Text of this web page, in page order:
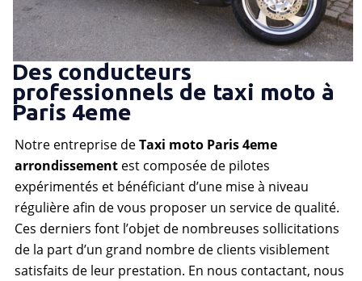
Des conducteurs
professionnels de taxi moto à
Paris 4eme
Notre entreprise deTaxi moto Paris 4eme
arrondissement est composée de pilotes
expérimentés et bénéficiant d’une mise à niveau
régulière afin de vous proposer un service de qualité.
Ces derniers font l’objet de nombreuses sollicitations
de la part d’un grand nombre de clients visiblement
satisfaits de leur prestation. En nous contactant, nous